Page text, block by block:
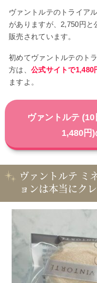
ヴァントルテのトライア
がありますが、2,750円
販売されています。
初めてヴァントルテのト
方は、 公式サイトで1,480
ますよ。
ヴァントルテ
1,480円
ヴァントルテ ミ
ョンは本当にク